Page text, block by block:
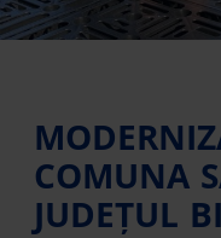
COMUNA
JUDEȚUL